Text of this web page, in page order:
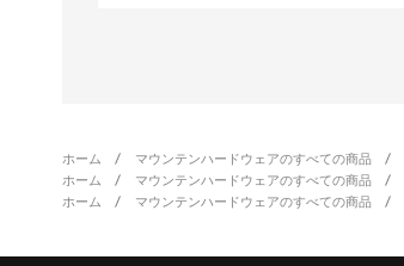
ホーム マウンテンハードウェアのすべての商品
ホーム
マウンテンハードウェアのすべての商品
ホーム
マウンテンハードウェアのすべての商品